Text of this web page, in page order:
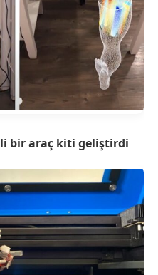
bir araç kiti geliştirdi